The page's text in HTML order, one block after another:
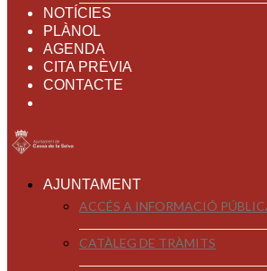
NOTÍCIES
PLÀNOL
AGENDA
CITA PRÈVIA
CONTACTE
AJUNTAMENT
ACCÉS A INFORMACIÓ
CATÀLEG DE TRÀMITS